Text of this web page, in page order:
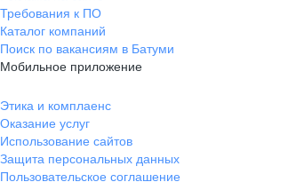
Требования к ПО
Каталог компаний
Поиск по вакансиям в Батуми
Мобильное приложение
Этика и комплаенс
Оказание услуг
Использование сайтов
Защита персональных данных
Пользовательское соглашение